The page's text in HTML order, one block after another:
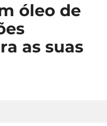
óleo de
as suas